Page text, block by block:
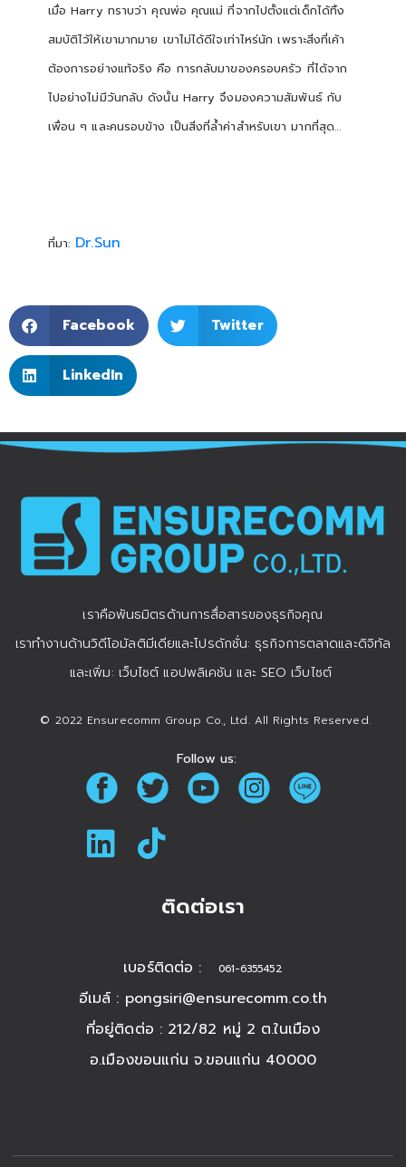
เมื่อ Harry ทราบว่า คุณพ่อ คุณแม่ ที่จากไปตั้งแต่เด็กได้ทิ้ง
สมบัติไว้ให้เขามากมาย เขาไม่ได้ดีใจเท่าไหร่นัก เพราะสิ่งที่เค้า
ต้องการอย่างแท้จริง คือ การกลับมาของครอบครัว ที่ได้จาก
ไปอย่างไม่มีวันกลับ ดังนั้น Harry จึงมองความสัมพันธ์ กับ
เพื่อน ๆ และคนรอบข้าง เป็นสิ่งที่ล้ำค่าสำหรับเขา มากที่สุด…
ที่มา: Dr.Sun
Facebook Twitter
LinkedIn
เราคือพันธมิตรด้านการสื่อสารของธุรกิจคุณ
เราทำงานด้านวิดีโอมัลติมีเดียและโปรดักชั่น: ธุรกิจการตลาดและดิจิทัล
และเพิ่ม: เว็บไซต์ แอปพลิเคชัน และ SEO เว็บไซต์
© 2022 Ensurecomm Group Co., Ltd. All Rights Reserved.
Follow us:
ติดต่อเรา
เบอร์ติดต่อ : 061-6355452
อีเมล์ : pongsiri@ensurecomm.co.th
ที่อยู่ติดต่อ : 212/82 หมู่ 2 ต.ในเมือง
อ.เมืองขอนแก่น จ.ขอนแก่น 40000